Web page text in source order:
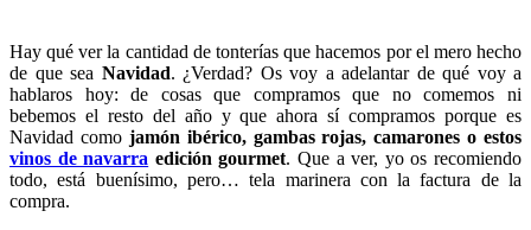
Hay qué ver la cantidad de tonterías que hacemos por el mero hecho
de que sea Navidad. ¿Verdad? Os voy a adelantar de qué voy a
hablaros hoy: de cosas que compramos que no comemos ni
bebemos el resto del año y que ahora sí compramos porque es
Navidad como jamón ibérico, gambas rojas, camarones o estos
vinos de navarra edición gourmet. Que a ver, yo os recomiendo
todo, está buenísimo, pero… tela marinera con la factura de la
compra.